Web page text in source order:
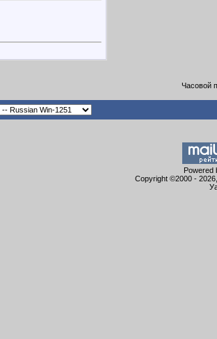
Часовой
Powered
Copyright ©2000 -